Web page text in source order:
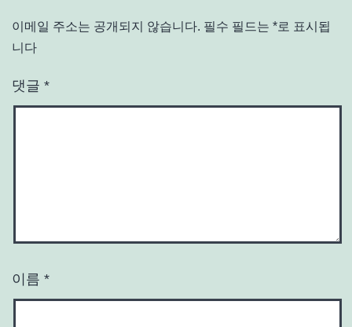
이메일 주소는 공개되지 않습니다. 필수 필드는 *로 표시됩
니다
댓글 *
이름 *